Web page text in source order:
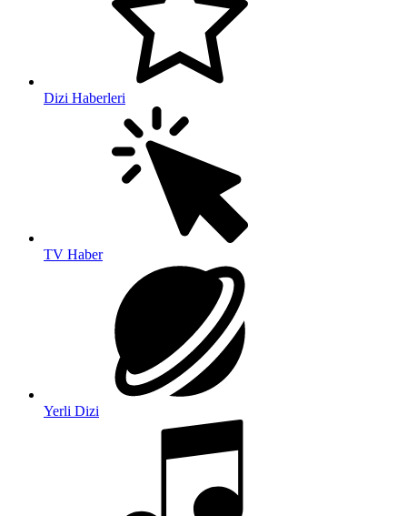
Dizi Haberleri
TV Haber
Yerli Dizi